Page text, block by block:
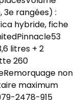
3e rangées) :
hybride, fiche
litres + 2
260
non
maximum
2478-915